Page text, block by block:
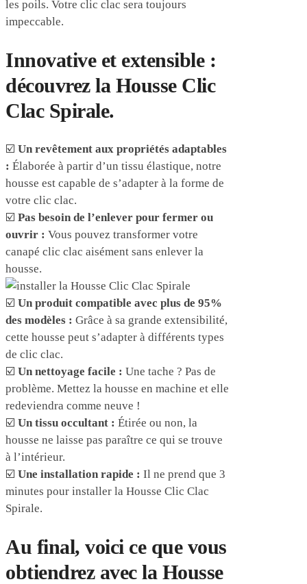
les poils. Votre clic clac sera toujours
impeccable.
Innovative et extensible :
découvrez la Housse Clic
Clac Spirale.
☑️ Un revêtement aux propriétés adaptables
: Élaborée à partir d’un tissu élastique, notre
housse est capable de s’adapter à la forme de
votre clic clac.
☑️ Pas besoin de l’enlever pour fermer ou
ouvrir : Vous pouvez transformer votre
canapé clic clac aisément sans enlever la
housse.
☑️ Un produit compatible avec plus de 95%
des modèles : Grâce à sa grande extensibilité,
cette housse peut s’adapter à différents types
de clic clac.
☑️ Un nettoyage facile : Une tache ? Pas de
problème. Mettez la housse en machine et elle
redeviendra comme neuve !
☑️ Un tissu occultant : Étirée ou non, la
housse ne laisse pas paraître ce qui se trouve
à l’intérieur.
☑️ Une installation rapide : Il ne prend que 3
minutes pour installer la Housse Clic Clac
Spirale.
Au final, voici ce que vous
obtiendrez avec la Housse